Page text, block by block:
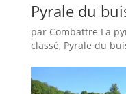
Pyrale du
par Combattre La
classé, Pyrale du